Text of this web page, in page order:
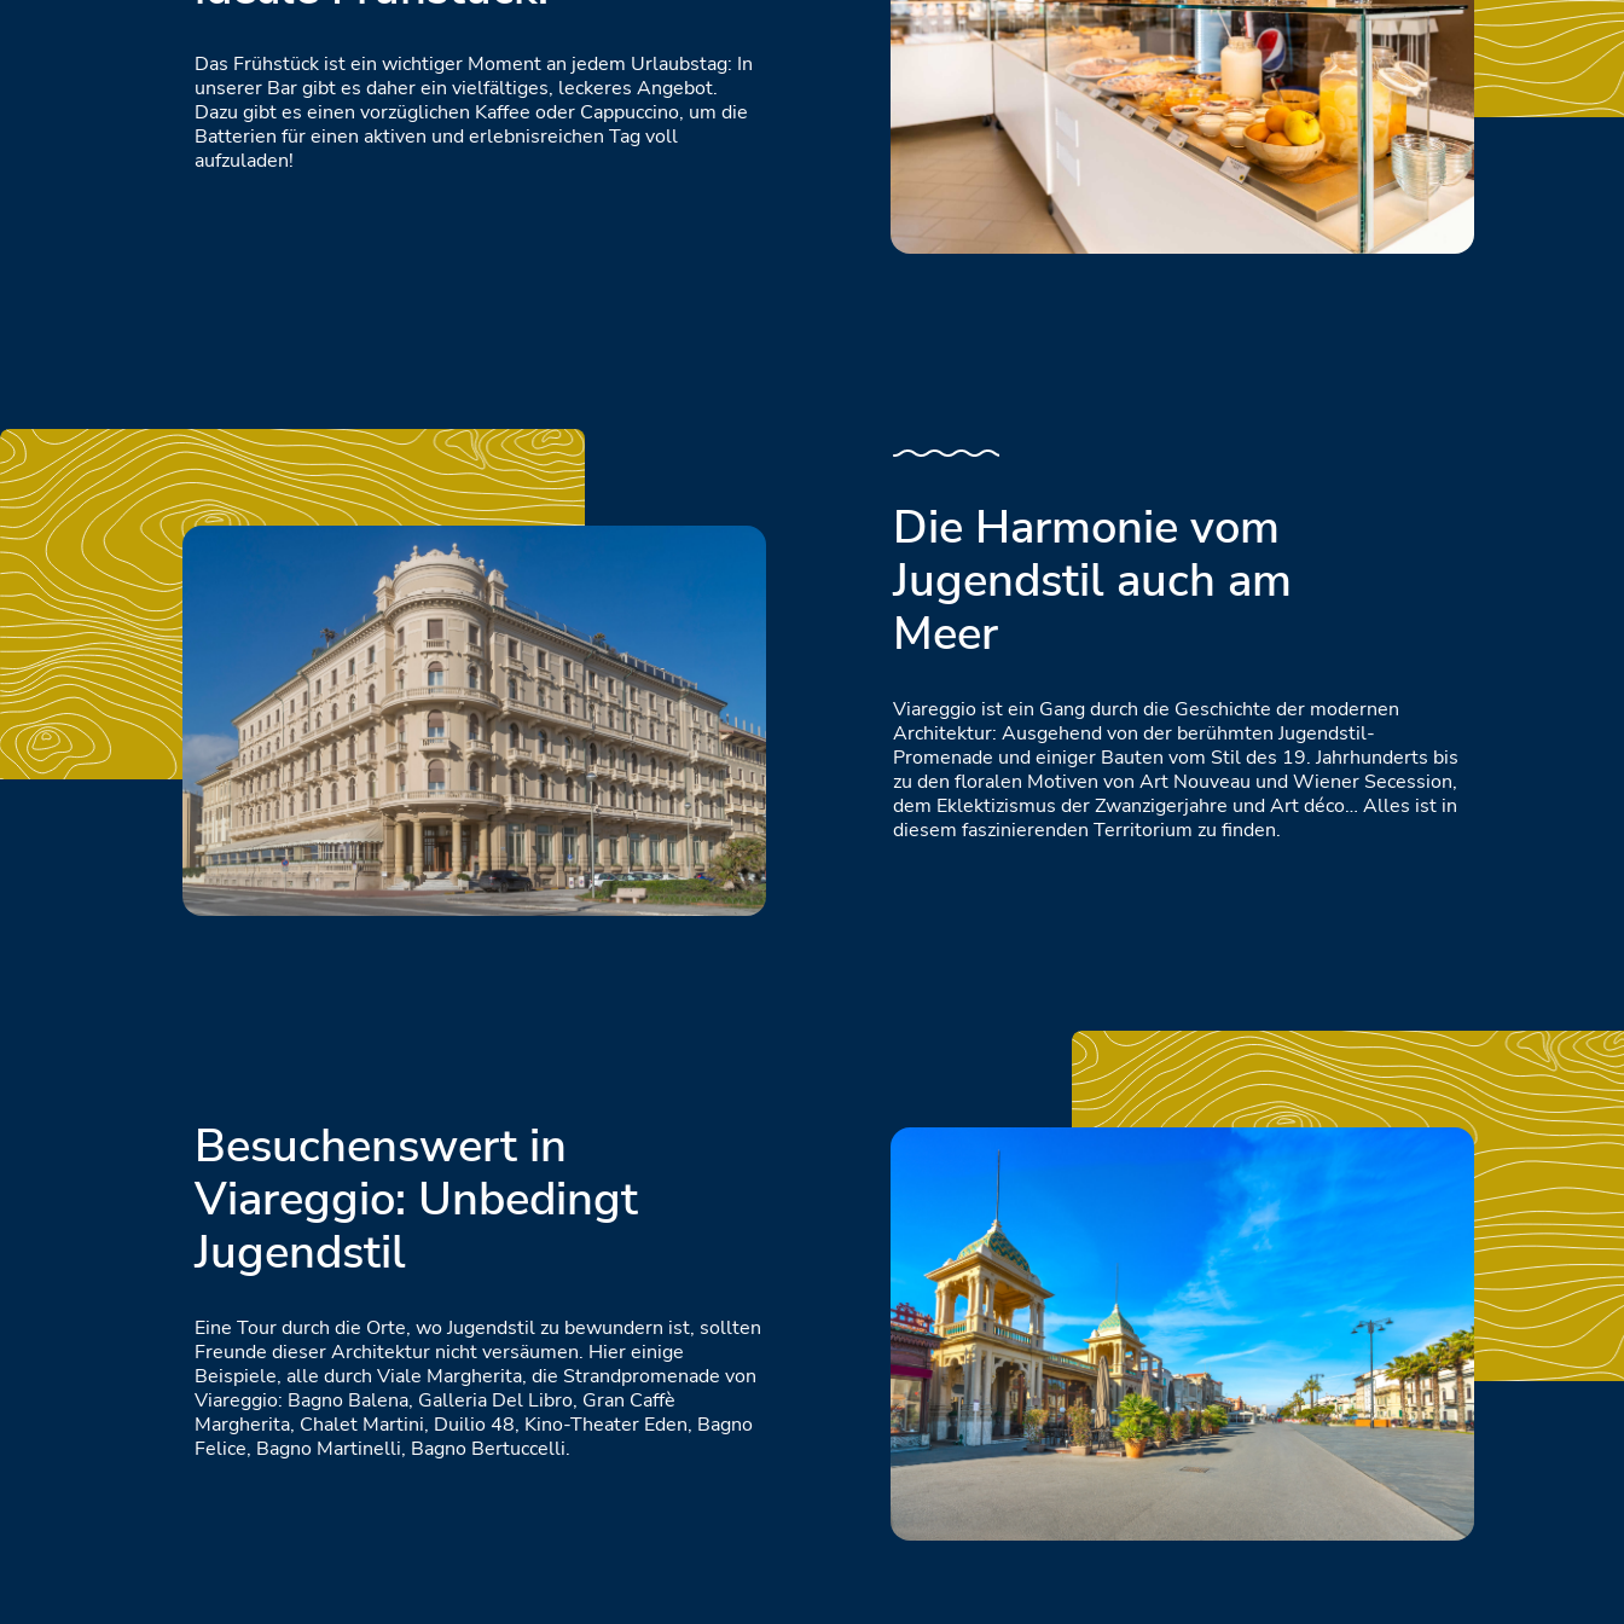
Das Frühstück ist ein wichtiger Moment an jedem Urlaubstag: In
unserer Bar gibt es daher ein vielfältiges, leckeres Angebot.
Dazu gibt es einen vorzüglichen Kaffee oder Cappuccino, um die
Batterien für einen aktiven und erlebnisreichen Tag voll
aufzuladen!
Die Harmonie vom
Jugendstil auch am
Meer
Viareggio ist ein Gang durch die Geschichte der modernen
Architektur: Ausgehend von der berühmten Jugendstil-
Promenade und einiger Bauten vom Stil des 19. Jahrhunderts bis
zu den floralen Motiven von Art Nouveau und Wiener Secession,
dem Eklektizismus der Zwanzigerjahre und Art déco… Alles ist in
diesem faszinierenden Territorium zu finden.
Besuchenswert in
Viareggio: Unbedingt
Jugendstil
Eine Tour durch die Orte, wo Jugendstil zu bewundern ist, sollten
Freunde dieser Architektur nicht versäumen. Hier einige
Beispiele, alle durch Viale Margherita, die Strandpromenade von
Viareggio: Bagno Balena, Galleria Del Libro, Gran Caffè
Margherita, Chalet Martini, Duilio 48, Kino-Theater Eden, Bagno
Felice, Bagno Martinelli, Bagno Bertuccelli.